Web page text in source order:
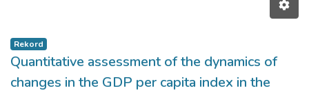
Rekord
Quantitative assessment of the dynamics of
changes in the GDP per capita index in the